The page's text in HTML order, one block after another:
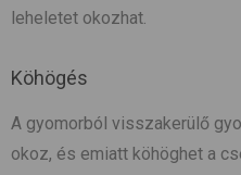
leheletet okozhat.
Köhögés
A gyomorból visszakerülő
okoz, és emiatt köhöghet a